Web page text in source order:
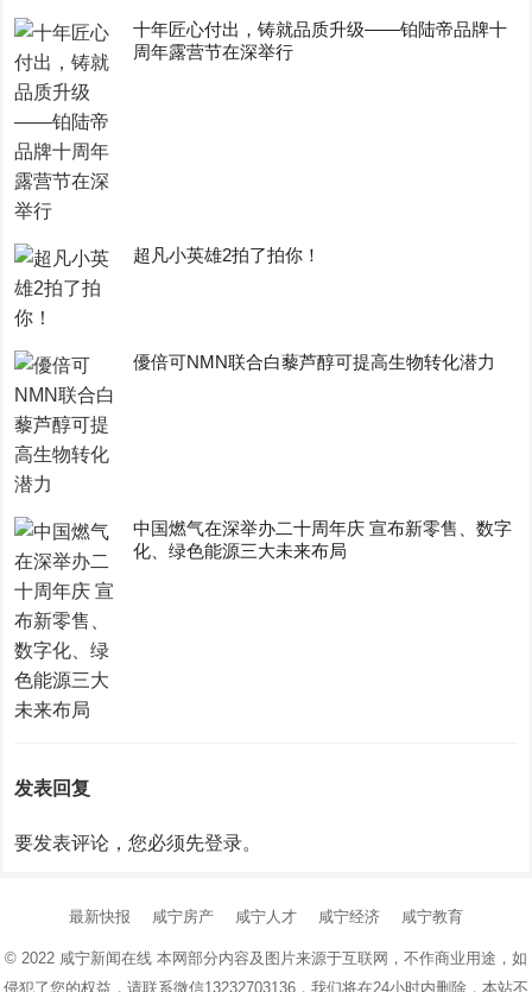
十年匠心付出，铸就品质升级——铂陆帝品牌十
周年露营节在深举行
超凡小英雄2拍了拍你！
優倍可NMN联合白藜芦醇可提高生物转化潜力
中国燃气在深举办二十周年庆 宣布新零售、数字
化、绿色能源三大未来布局
发表回复
要发表评论，您必须先登录。
最新快报 咸宁房产 咸宁人才 咸宁经济 咸宁教育
© 2022 咸宁新闻在线本网部分内容及图片来源于互联网，不作商业用途，如
侵犯了您的权益，请联系微信13232703136，我们将在24小时内删除，本站不